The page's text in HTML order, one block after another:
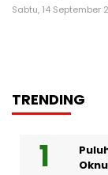
Sabtu, 14 September
TRENDING